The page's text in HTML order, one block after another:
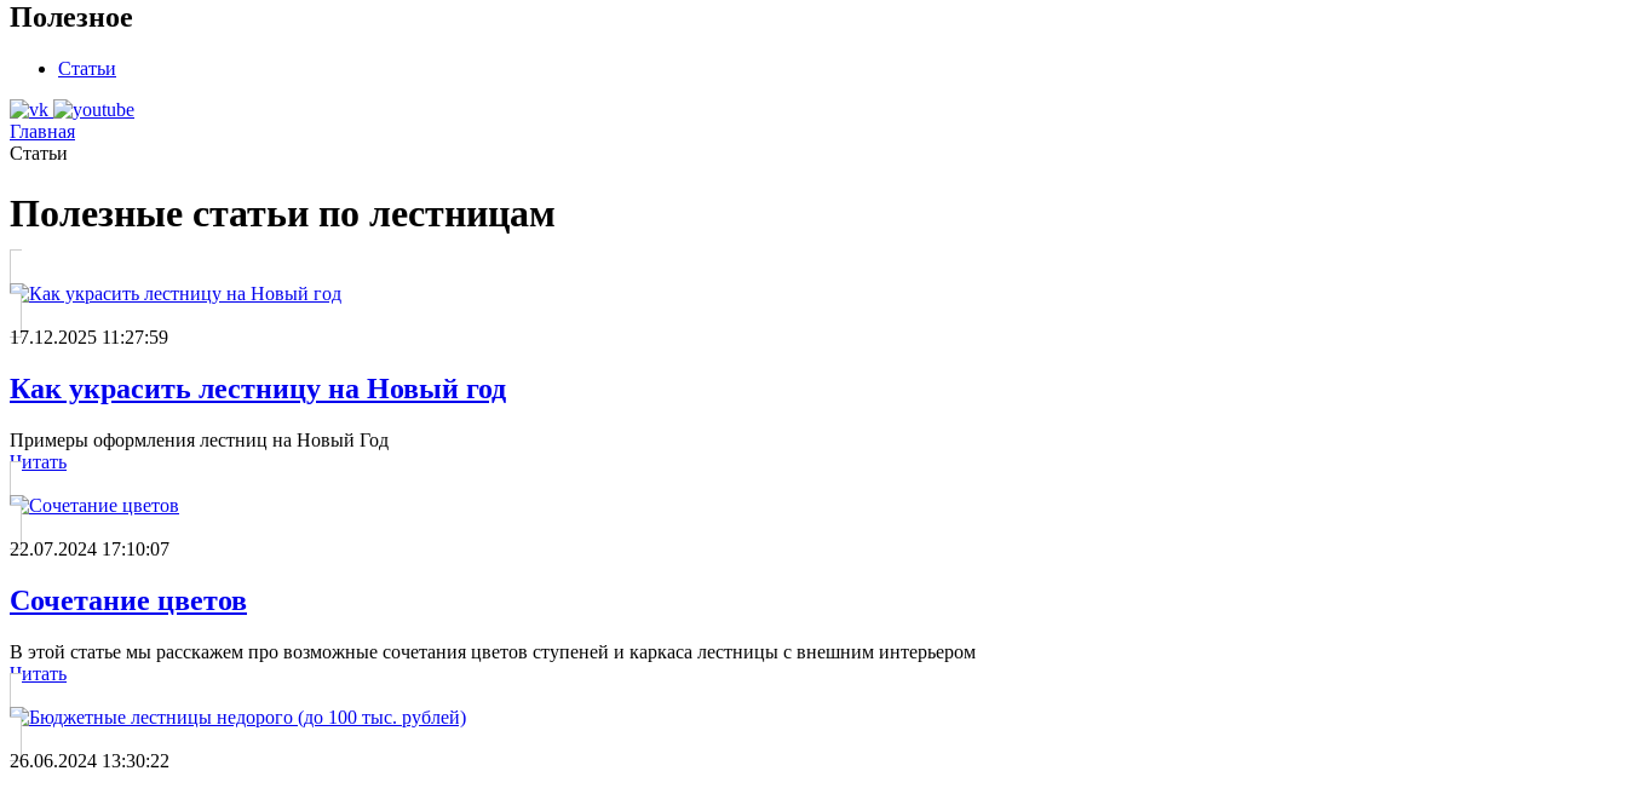
Полезное
Статьи
Главная
Статьи
Полезные статьи по лестницам
17.12.2025 11:27:59
Как украсить лестницу на Новый год
Примеры оформления лестниц на Новый Год
Читать
22.07.2024 17:10:07
Сочетание цветов
В этой статье мы расскажем про возможные сочетания цветов ступеней и каркаса лестницы с внешним интерьером
Читать
26.06.2024 13:30:22